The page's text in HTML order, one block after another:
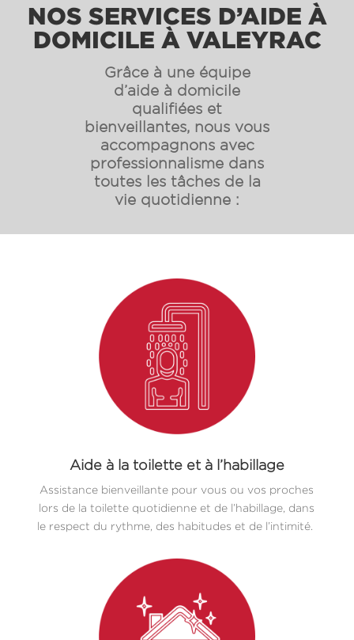
NOS SERVICES D’AIDE À
DOMICILE À VALEYRAC
Grâce à une équipe
d’aide à domicile
qualifiées et
bienveillantes, nous vous
accompagnons avec
professionnalisme dans
toutes les tâches de la
vie quotidienne :
Aide à la toilette et à l’habillage
Assistance bienveillante pour vous ou vos proches
lors de la toilette quotidienne et de l’habillage, dans
le respect du rythme, des habitudes et de l’intimité.